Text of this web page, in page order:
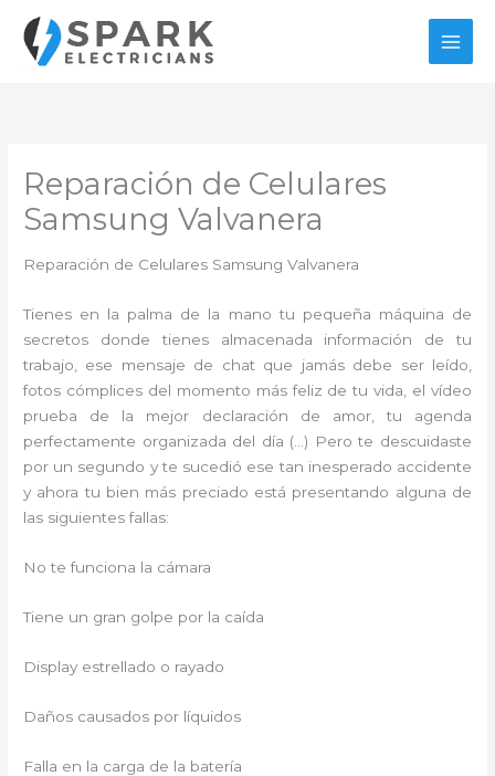
contenido
Reparación de Celulares
Samsung Valvanera
Reparación de Celulares Samsung Valvanera
Tienes en la palma de la mano tu pequeña máquina de
secretos donde tienes almacenada información de tu
trabajo, ese mensaje de chat que jamás debe ser leído,
fotos cómplices del momento más feliz de tu vida, el vídeo
prueba de la mejor declaración de amor, tu agenda
perfectamente organizada del día (…) Pero te descuidaste
por un segundo y te sucedió ese tan inesperado accidente
y ahora tu bien más preciado está presentando alguna de
las siguientes fallas:
No te funciona la cámara
Tiene un gran golpe por la caída
Display estrellado o rayado
Daños causados por líquidos
Falla en la carga de la batería